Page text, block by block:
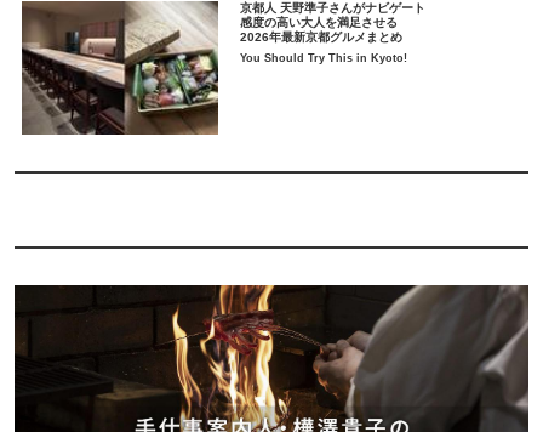
京都人 天野準子さんがナビゲート
感度の高い大人を満足させる
2026年最新京都グルメまとめ
You Should Try This in Kyoto!